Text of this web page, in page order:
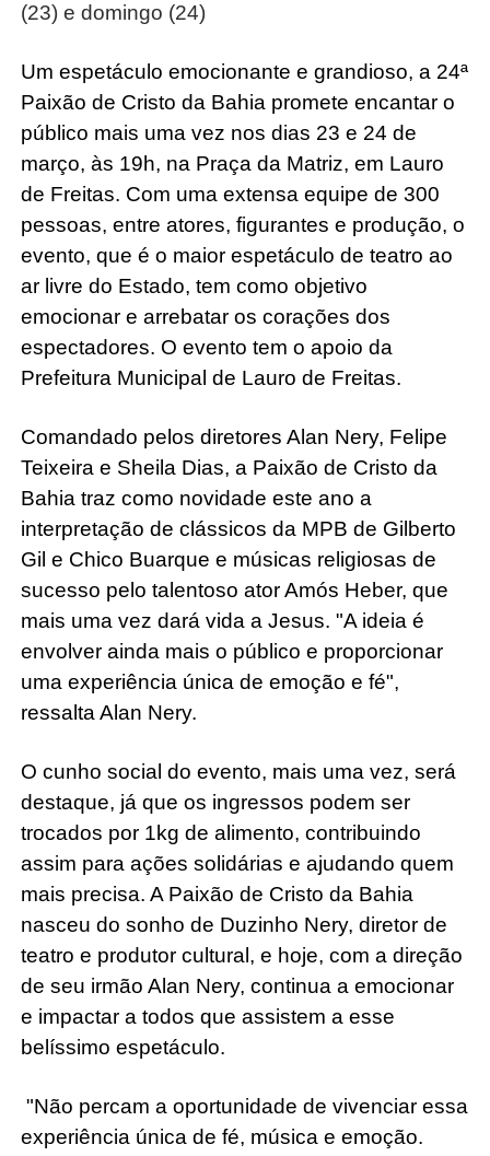
(23) e domingo (24)
Um espetáculo emocionante e grandioso, a 24ª
Paixão de Cristo da Bahia promete encantar o
público mais uma vez nos dias 23 e 24 de
março, às 19h, na Praça da Matriz, em Lauro
de Freitas. Com uma extensa equipe de 300
pessoas, entre atores, figurantes e produção, o
evento, que é o maior espetáculo de teatro ao
ar livre do Estado, tem como objetivo
emocionar e arrebatar os corações dos
espectadores. O evento tem o apoio da
Prefeitura Municipal de Lauro de Freitas.
Comandado pelos diretores Alan Nery, Felipe
Teixeira e Sheila Dias, a Paixão de Cristo da
Bahia traz como novidade este ano a
interpretação de clássicos da MPB de Gilberto
Gil e Chico Buarque e músicas religiosas de
sucesso pelo talentoso ator Amós Heber, que
mais uma vez dará vida a Jesus. "A ideia é
envolver ainda mais o público e proporcionar
uma experiência única de emoção e fé",
ressalta Alan Nery.
O cunho social do evento, mais uma vez, será
destaque, já que os ingressos podem ser
trocados por 1kg de alimento, contribuindo
assim para ações solidárias e ajudando quem
mais precisa. A Paixão de Cristo da Bahia
nasceu do sonho de Duzinho Nery, diretor de
teatro e produtor cultural, e hoje, com a direção
de seu irmão Alan Nery, continua a emocionar
e impactar a todos que assistem a esse
belíssimo espetáculo.
"Não percam a oportunidade de vivenciar essa
experiência única de fé, música e emoção.